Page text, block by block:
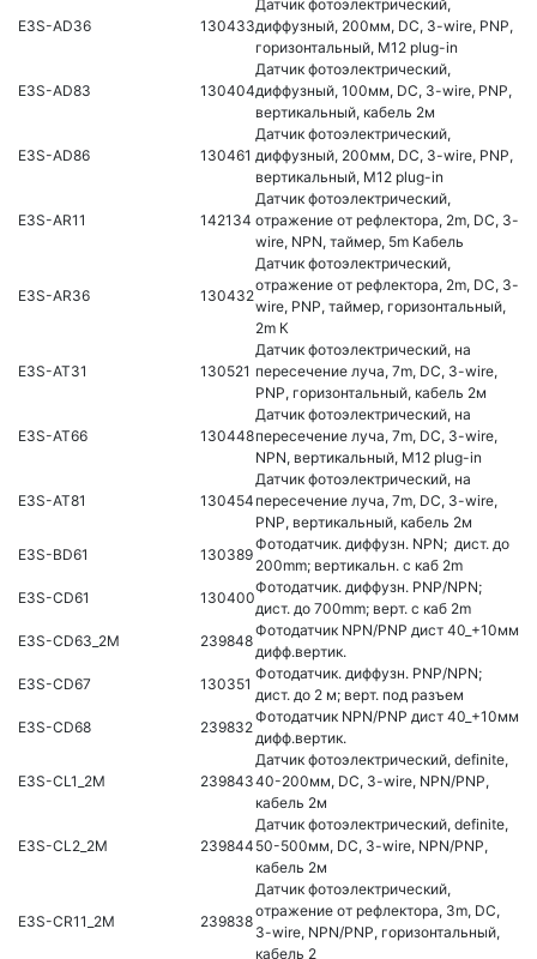
E3S-AD36 130433
Датчик фотоэлектрический,
диффузный, 200мм, DC, 3-wire, PNP,
горизонтальный, M12 plug-in
E3S-AD83 130404
Датчик фотоэлектрический,
диффузный, 100мм, DC, 3-wire, PNP,
вертикальный, кабель 2м
E3S-AD86 130461
Датчик фотоэлектрический,
диффузный, 200мм, DC, 3-wire, PNP,
вертикальный, M12 plug-in
E3S-AR11 142134
Датчик фотоэлектрический,
отражение от рефлектора, 2m, DC, 3-
wire, NPN, таймер, 5m Кабель
E3S-AR36 130432
Датчик фотоэлектрический,
отражение от рефлектора, 2m, DC, 3-
wire, PNP, таймер, горизонтальный,
2m К
E3S-AT31 130521
Датчик фотоэлектрический, на
пересечение луча, 7m, DC, 3-wire,
PNP, горизонтальный, кабель 2м
E3S-AT66 130448
Датчик фотоэлектрический, на
пересечение луча, 7m, DC, 3-wire,
NPN, вертикальный, M12 plug-in
E3S-AT81 130454
Датчик фотоэлектрический, на
пересечение луча, 7m, DC, 3-wire,
PNP, вертикальный, кабель 2м
E3S-BD61
130389
Фотодатчик. диффузн. NPN; дист. до
200mm; вертикальн. с каб 2m
E3S-CD61
130400
Фотодатчик. диффузн. PNP/NPN;
дист. до 700mm; верт. с каб 2m
E3S-CD63_2M
239848
Фотодатчик NPN/PNP дист 40_+10мм
дифф.вертик.
E3S-CD67
130351
Фотодатчик. диффузн. PNP/NPN;
дист. до 2 м; верт. под разъем
E3S-CD68
239832
Фотодатчик NPN/PNP дист 40_+10мм
дифф.вертик.
E3S-CL1_2M 239843
Датчик фотоэлектрический, definite,
40-200мм, DC, 3-wire, NPN/PNP,
кабель 2м
E3S-CL2_2M 239844
Датчик фотоэлектрический, definite,
50-500мм, DC, 3-wire, NPN/PNP,
кабель 2м
E3S-CR11_2M 239838
Датчик фотоэлектрический,
отражение от рефлектора, 3m, DC,
3-wire, NPN/PNP, горизонтальный,
кабель 2